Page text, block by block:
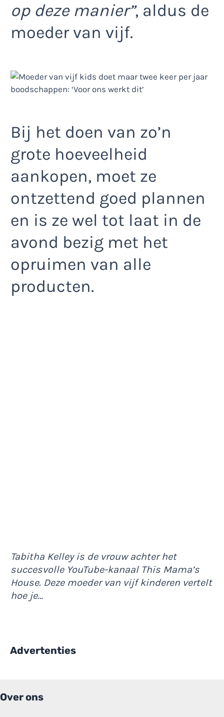
op deze manier”, aldus de
moeder van vijf.
Bij het doen van zo’n
grote hoeveelheid
aankopen, moet ze
ontzettend goed plannen
en is ze wel tot laat in de
avond bezig met het
opruimen van alle
producten.
Tabitha Kelley is de vrouw achter het
succesvolle YouTube-kanaal This Mama’s
House. Deze moeder van vijf kinderen vertelt
hoe je…
Advertenties
Over ons